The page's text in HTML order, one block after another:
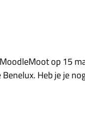
op 15
Heb je je